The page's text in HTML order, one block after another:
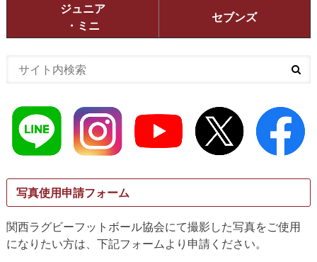
ジュニア
・ミニ
セブンズ
写真使用申請フォーム
関西ラグビーフットボール協会にて撮影した写真をご使用
になりたい方は、下記フォームより申請ください。